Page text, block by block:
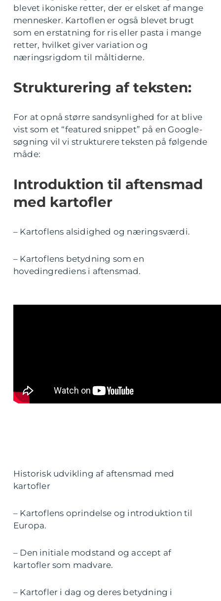
blevet ikoniske retter, der er elsket af mange
mennesker. Kartoflen er også blevet brugt
som en erstatning for ris eller pasta i mange
retter, hvilket giver variation og
næringsrigdom til måltiderne.
Strukturering af teksten:
For at opnå større sandsynlighed for at blive
vist som et “featured snippet” på en Google-
søgning vil vi strukturere teksten på følgende
måde:
Introduktion til aftensmad
med kartofler
– Kartoflens alsidighed og næringsværdi.
– Kartoflens betydning som en
hovedingrediens i aftensmad.
Historisk udvikling af aftensmad med
kartofler
– Kartoflens oprindelse og introduktion til
Europa.
– Den initiale modstand og accept af
kartofler som madvare.
– Kartofler i dag og deres betydning i